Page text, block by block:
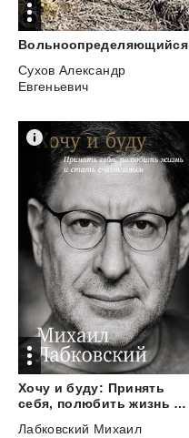
Вольноопределяющийся
Сухов Александр
Евгеньевич
Хочу и буду: Принять
себя, полюбить жизнь и стать счастливым
Лабковский Михаил